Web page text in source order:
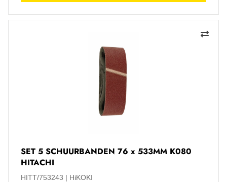
SET 5 SCHUURBANDEN 76 x 533MM K080
HITACHI
HITT/753243
HiKOKI